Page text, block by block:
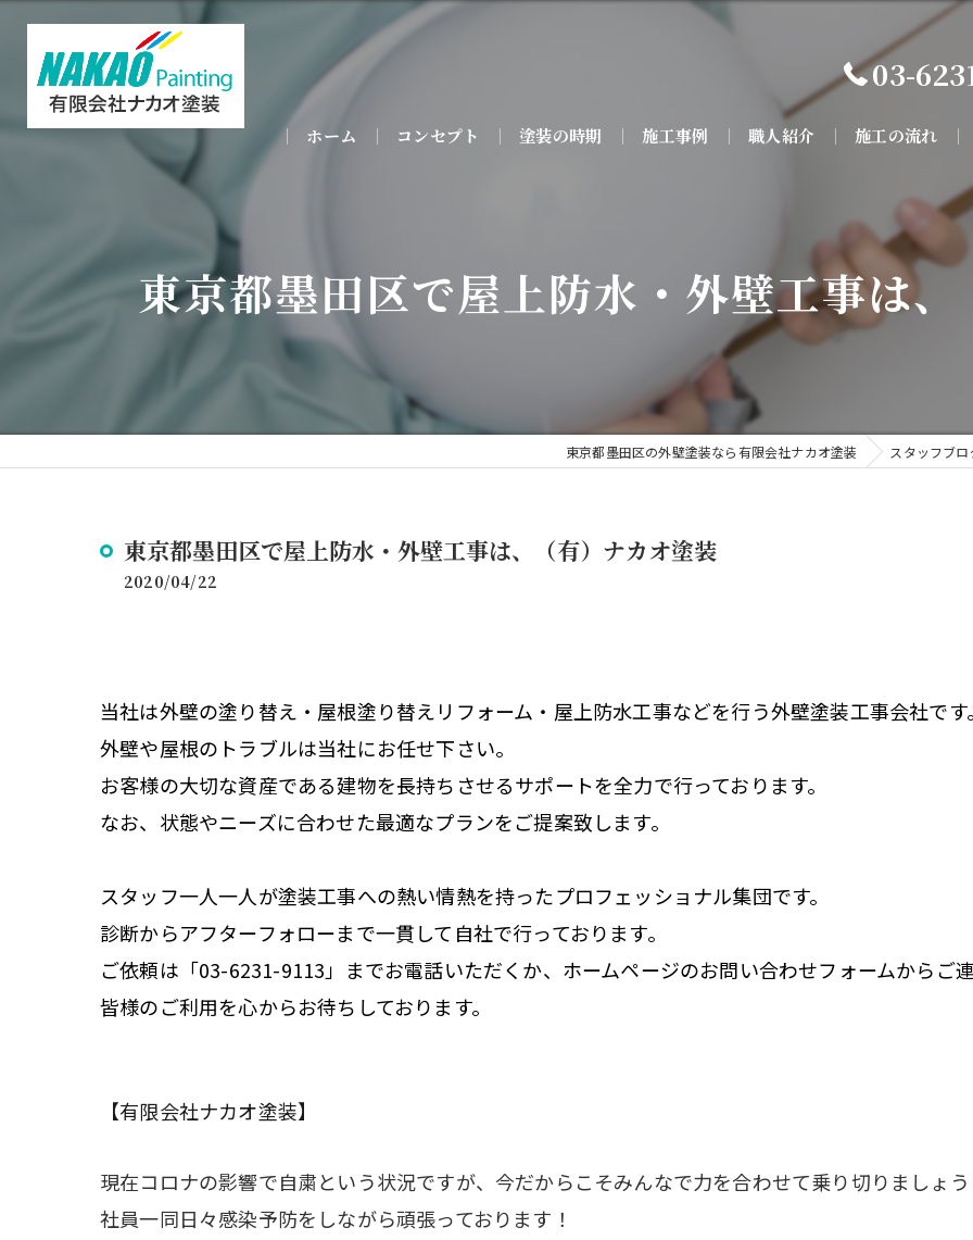
03-
ホーム コンセプト 塗装の時期 施工事例 職人紹介 施工の流れ
東京都墨田区で屋上防水・外壁工事は
東京都墨田区の外壁塗装なら有限会社ナカオ塗装 スタッフブロ
東京都墨田区で屋上防水・外壁工事は、（有）ナカオ塗装
2020/04/22
当社は外壁の塗り替え・屋根塗り替えリフォーム・屋上防水工事などを行う外壁塗装工事会社です
外壁や屋根のトラブルは当社にお任せ下さい。
お客様の大切な資産である建物を長持ちさせるサポートを全力で行っております。
なお、状態やニーズに合わせた最適なプランをご提案致します。
スタッフ一人一人が塗装工事への熱い情熱を持ったプロフェッショナル集団です。
診断からアフターフォローまで一貫して自社で行っております。
ご依頼は「03-6231-9113」までお電話いただくか、ホームページのお問い合わせフォームからご
皆様のご利用を心からお待ちしております。
【有限会社ナカオ塗装】
現在コロナの影響で自粛という状況ですが、今だからこそみんなで力を合わせて乗り切りましょ
社員一同日々感染予防をしながら頑張っております！